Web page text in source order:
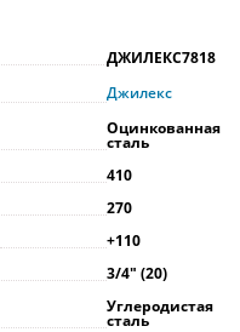
ДЖИЛЕКС7818
Джилекс
Оцинкованная
сталь
410
270
+110
3/4ʺ (20)
Углеродистая
сталь